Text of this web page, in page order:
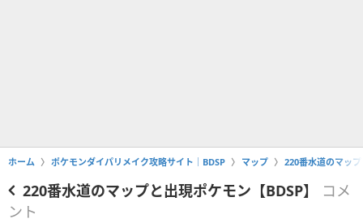
ホーム ポケモンダイパリメイク攻略サイト｜BDSP マップ 220番水道のマッ
220番水道のマップと出現ポケモン【BDSP】
コメ
ント